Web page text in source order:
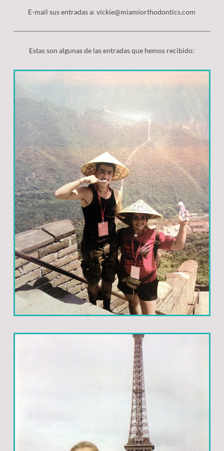
Preguntas Frecuentes
Cirugia Ortognática
Higiene Dental
Comiendo Con Frenillos
Antes/Después
Problemas Comunes
Tecnologías Nuevas
E-mail sus entradas a: vickie@miamiorthodontics.com
Estas son algunas de las entradas que hemos recibido: